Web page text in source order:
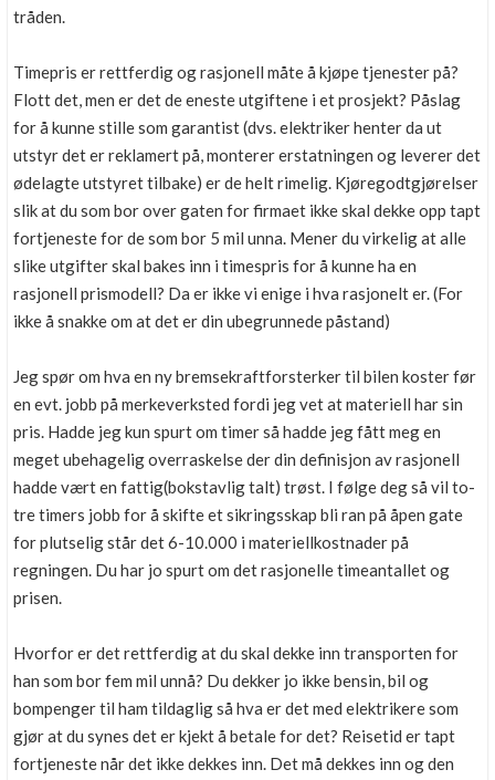
tråden.
Timepris er rettferdig og rasjonell måte å kjøpe tjenester på?
Flott det, men er det de eneste utgiftene i et prosjekt? Påslag
for å kunne stille som garantist (dvs. elektriker henter da ut
utstyr det er reklamert på, monterer erstatningen og leverer det
ødelagte utstyret tilbake) er de helt rimelig. Kjøregodtgjørelser
slik at du som bor over gaten for firmaet ikke skal dekke opp tapt
fortjeneste for de som bor 5 mil unna. Mener du virkelig at alle
slike utgifter skal bakes inn i timespris for å kunne ha en
rasjonell prismodell? Da er ikke vi enige i hva rasjonelt er. (For
ikke å snakke om at det er din ubegrunnede påstand)
Jeg spør om hva en ny bremsekraftforsterker til bilen koster før
en evt. jobb på merkeverksted fordi jeg vet at materiell har sin
pris. Hadde jeg kun spurt om timer så hadde jeg fått meg en
meget ubehagelig overraskelse der din definisjon av rasjonell
hadde vært en fattig(bokstavlig talt) trøst. I følge deg så vil to-
tre timers jobb for å skifte et sikringsskap bli ran på åpen gate
for plutselig står det 6-10.000 i materiellkostnader på
regningen. Du har jo spurt om det rasjonelle timeantallet og
prisen.
Hvorfor er det rettferdig at du skal dekke inn transporten for
han som bor fem mil unnå? Du dekker jo ikke bensin, bil og
bompenger til ham tildaglig så hva er det med elektrikere som
gjør at du synes det er kjekt å betale for det? Reisetid er tapt
fortjeneste når det ikke dekkes inn. Det må dekkes inn og den